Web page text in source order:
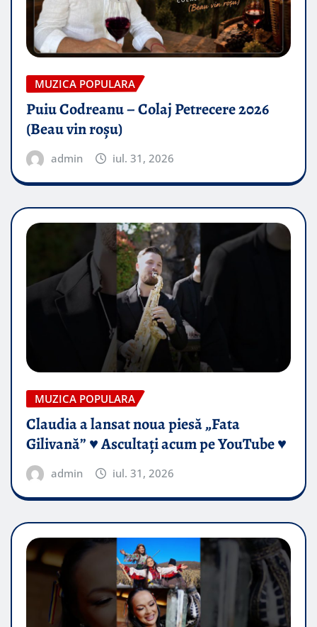
MUZICA POPULARA
Puiu Codreanu – Colaj Petrecere 2026
(Beau vin roșu)
admin iul. 31, 2026
MUZICA POPULARA
Claudia a lansat noua piesă „Fata
Gilivană” ♥️ Ascultați acum pe YouTube ♥️
admin iul. 31, 2026